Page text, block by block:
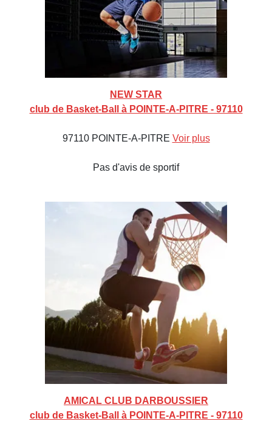
NEW STAR
club de Basket-Ball à POINTE-A-PITRE - 97110
97110 POINTE-A-PITRE Voir plus
Pas d'avis de sportif
AMICAL CLUB DARBOUSSIER
club de Basket-Ball à POINTE-A-PITRE - 97110